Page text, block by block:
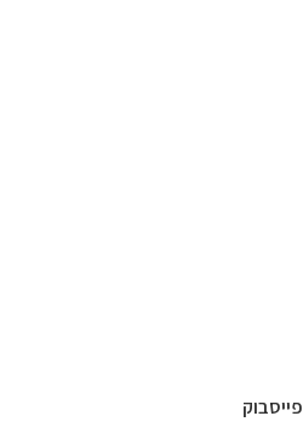
פייסבוק